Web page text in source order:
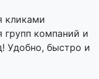
кликами
групп компаний и
Удобно, быстро и